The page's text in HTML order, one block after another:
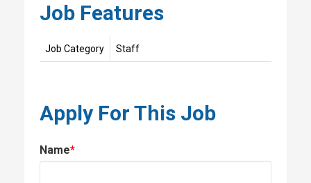
Job Features
Job Category Staff
Apply For This Job
Name*